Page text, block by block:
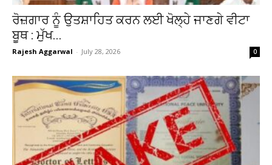
ਰੋਜ਼ਗਾਰ ਨੂੰ ਉਤਸ਼ਾਹਿਤ ਕਰਨ ਲਈ ਖੋਲ੍ਹੇ ਜਾਣਗੇ ਵੀਟਾ
ਬੂਥ : ਮੁੱਖ...
Rajesh Aggarwal - July 28, 2026 0